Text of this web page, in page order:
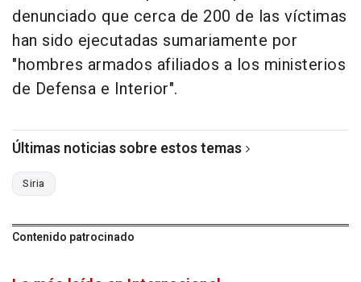
denunciado que cerca de 200 de las víctimas
han sido ejecutadas sumariamente por
"hombres armados afiliados a los ministerios
de Defensa e Interior".
Últimas noticias sobre estos temas
Siria
Contenido patrocinado